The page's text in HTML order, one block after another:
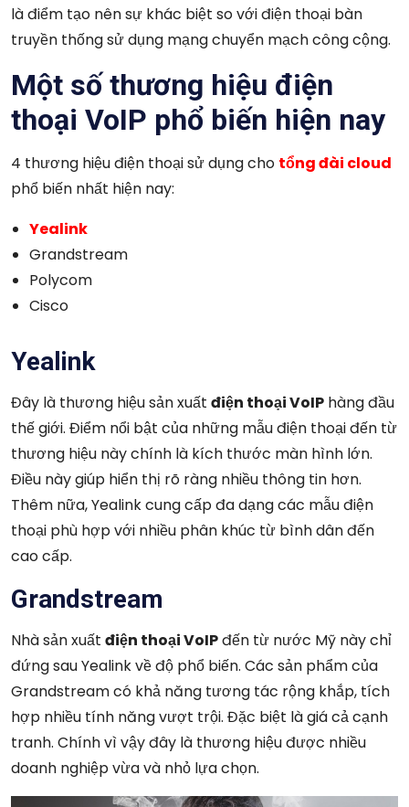
là điểm tạo nên sự khác biệt so với điện thoại bàn
truyền thống sử dụng mạng chuyển mạch công cộng.
Một số thương hiệu điện
thoại VoIP phổ biến hiện nay
4 thương hiệu điện thoại sử dụng cho tổng đài cloud
phổ biến nhất hiện nay:
Yealink
Grandstream
Polycom
Cisco
Yealink
Đây là thương hiệu sản xuất điện thoại VoIP hàng đầu
thế giới. Điểm nổi bật của những mẫu điện thoại đến từ
thương hiệu này chính là kích thước màn hình lớn.
Điều này giúp hiển thị rõ ràng nhiều thông tin hơn.
Thêm nữa, Yealink cung cấp đa dạng các mẫu điện
thoại phù hợp với nhiều phân khúc từ bình dân đến
cao cấp.
Grandstream
Nhà sản xuất điện thoại VoIPđến từ nước Mỹ này chỉ
đứng sau Yealink về độ phổ biến. Các sản phẩm của
Grandstream có khả năng tương tác rộng khắp, tích
hợp nhiều tính năng vượt trội. Đặc biệt là giá cả cạnh
tranh. Chính vì vậy đây là thương hiệu được nhiều
doanh nghiệp vừa và nhỏ lựa chọn.